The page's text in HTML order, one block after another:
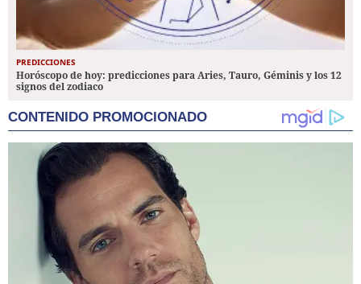
PREDICCIONES
Horóscopo de hoy: predicciones para Aries, Tauro, Géminis y los 12
signos del zodiaco
CONTENIDO PROMOCIONADO